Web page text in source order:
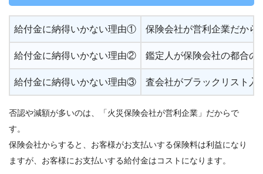
給付金に納得いかない理由① 保険会社が営利企業だから
給付金に納得いかない理由② 鑑定人が保険会社の都合の
給付金に納得いかない理由③ 査会社がブラックリスト入
否認や減額が多いのは、「火災保険会社が営利企業」だからで
す。
保険会社からすると、お客様がお支払いする保険料は利益になり
ますが、お客様にお支払いする給付金はコストになります。